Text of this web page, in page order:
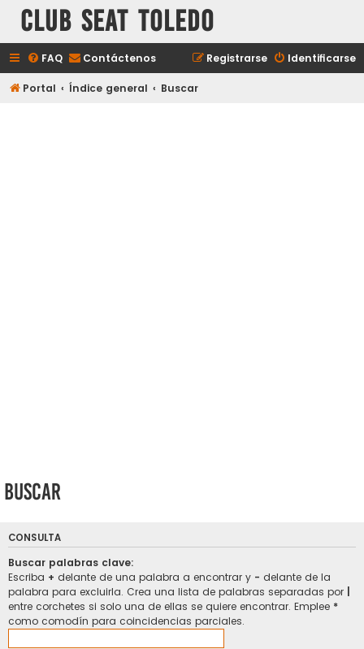
Club Seat Toledo
FAQ Contáctenos Identificarse
Registrarse
Portal Índice general Buscar
Buscar
CONSULTA
Buscar palabras clave:
Escriba + delante de una palabra a encontrar y - delante de la
palabra para excluirla. Crea una lista de palabras separadas por
entre corchetes si solo una de ellas se quiere encontrar. Emplee *
como comodín para coincidencias parciales.